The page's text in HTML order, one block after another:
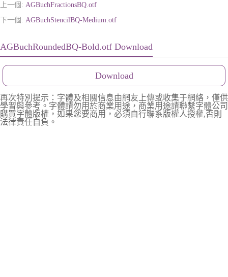
上一個: AGBuchFractionsBQ.otf
下一個: AGBuchStencilBQ-Medium.otf
AGBuchRoundedBQ-Bold.otf Download
Download
再次特別提示：字體及相關信息由網友上傳或收集于網絡，僅供
學習與參考。字體請勿用於商業用途，商業用途請聯繫字體公司
購買字體版權，如果您要商用，必須自行聯系版權人授權,否則
法律責任自負。